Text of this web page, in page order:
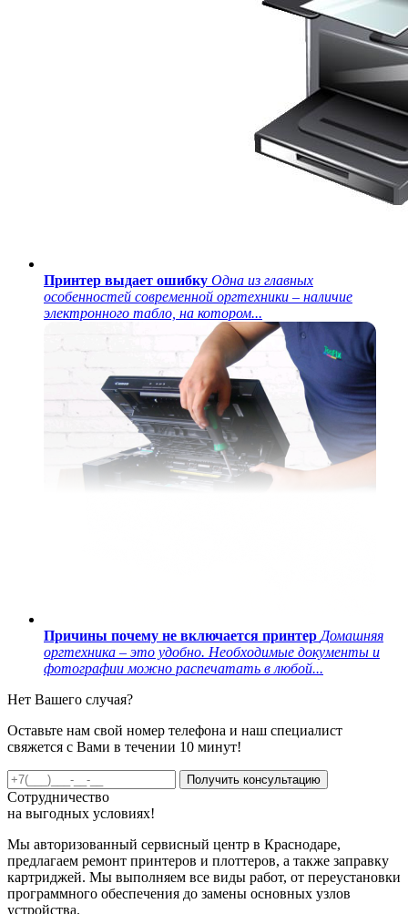
Принтер выдает ошибку Одна из главных
особенностей современной оргтехники – наличие
электронного табло, на котором...
Причины почему не включается принтер Домашняя
оргтехника – это удобно. Необходимые документы и
фотографии можно распечатать в любой...
Нет Вашего случая?
Оставьте нам свой номер телефона и наш специалист
свяжется с Вами в течении 10 минут!
Получить консультацию
Сотрудничество
на выгодных условиях!
Мы авторизованный сервисный центр в Краснодаре,
предлагаем ремонт принтеров и плоттеров, а также заправку
картриджей. Мы выполняем все виды работ, от переустановки
программного обеспечения до замены основных узлов
устройства.